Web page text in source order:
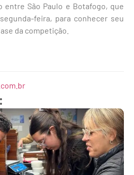
São Paulo e Botafogo, que
feira, para conhecer seu
da competição.